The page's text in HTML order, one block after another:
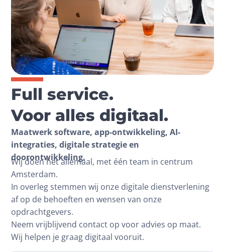
Full service.
Voor alles digitaal.
Maatwerk software, app-ontwikkeling, AI-
integraties, digitale strategie en
doorontwikkeling.
Wij doen het allemaal, met één team in centrum
Amsterdam.
In overleg stemmen wij onze digitale dienstverlening
af op de behoeften en wensen van onze
opdrachtgevers.
Neem vrijblijvend contact op voor advies op maat.
Wij helpen je graag digitaal vooruit.